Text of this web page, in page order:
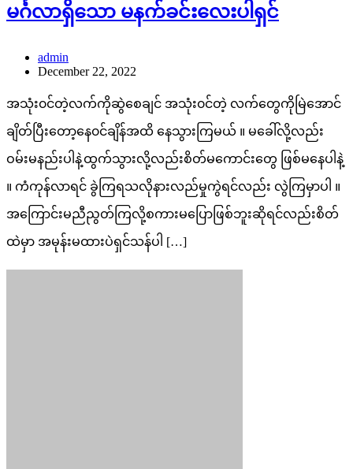
မင်္ဂလာရှိသော မနက်ခင်းလေးပါရှင်
admin
December 22, 2022
အသုံး၀င်တဲ့လက်ကိုဆွဲစေချင် အသုံး၀င်တဲ့ လက်တွေကိုမြဲအောင်
ချိတ်ပြီးတော့နေ၀င်ချိန်အထိ နေသွားကြမယ် ။ မခေါ်လို့လည်း
ဝမ်းမနည်းပါနဲ့ထွက်သွားလို့လည်းစိတ်မကောင်းတွေ ဖြစ်မနေပါနဲ့
။ ကံကုန်လာရင် ခွဲကြရသလိုနားလည်မှုကွဲရင်လည်း လွဲကြမှာပါ ။
အကြောင်းမညီညွတ်ကြလို့စကားမပြောဖြစ်ဘူးဆိုရင်လည်းစိတ်
ထဲမှာ အမုန်းမထားပဲရှင်သန်ပါ […]